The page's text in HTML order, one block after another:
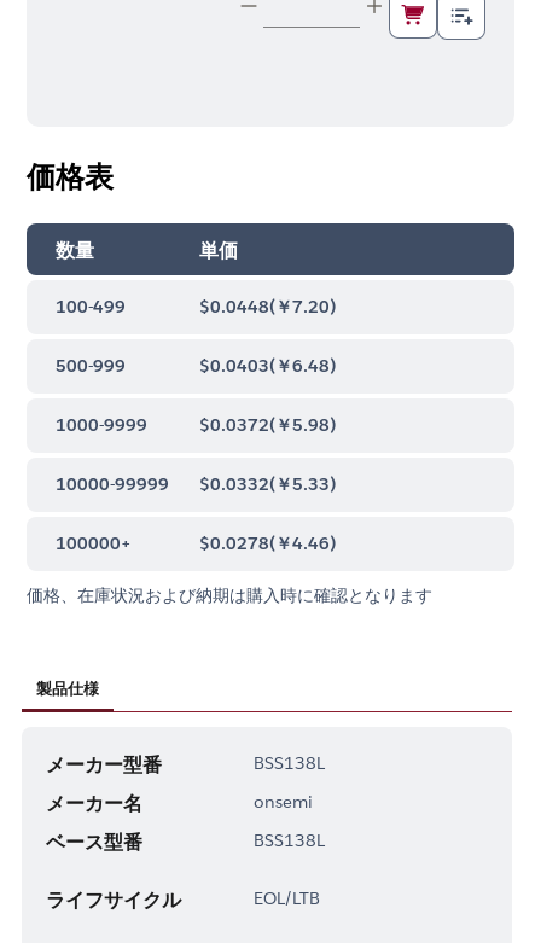
価格表
数量 単価
100-499 $0.0448(￥7.20)
500-999 $0.0403(￥6.48)
1000-9999 $0.0372(￥5.98)
10000-99999 $0.0332(￥5.33)
100000+ $0.0278(￥4.46)
価格、在庫状況および納期は購入時に確認となります
製品仕様
メーカー型番 BSS138L
メーカー名 onsemi
ベース型番 BSS138L
ライフサイクル EOL/LTB